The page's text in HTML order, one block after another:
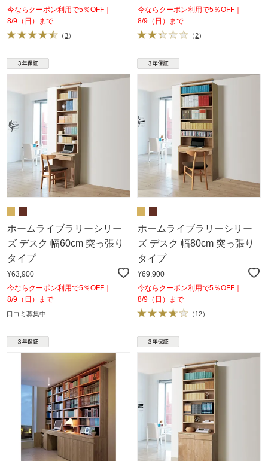
今ならクーポン利用で5％OFF｜
8/9（日）まで
（3）
今ならクーポン利用で5％OFF｜
8/9（日）まで
（2）
ホームライブラリーシリー
ズ デスク 幅60cm 突っ張り
タイプ
¥63,900
今ならクーポン利用で5％OFF｜
8/9（日）まで
口コミ募集中
ホームライブラリーシリー
ズ デスク 幅80cm 突っ張り
タイプ
¥69,900
今ならクーポン利用で5％OFF｜
8/9（日）まで
（ 12）